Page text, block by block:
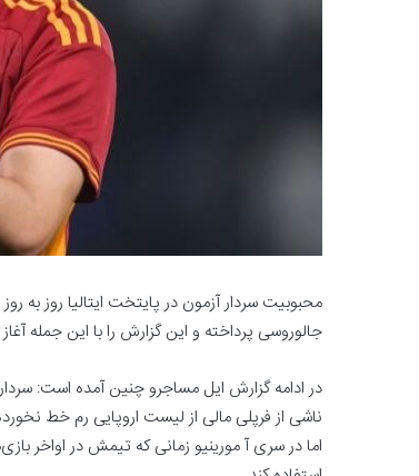
محبوبیت سردار آزمون در پایتخت ایتالیا روز به
جالوروسی ‏پرداخته و این گزارش را با این جمله
در ادامه گزارش ایل مساجرو چنین آمده است:
ناشی از فرپلی مالی از لیست اروپایی رم ‏خط
اما در سری آ مورینیو زمانی که تیمش در اواخر